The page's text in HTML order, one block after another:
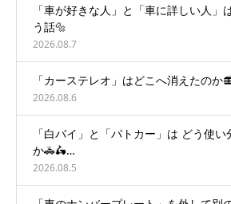
「車が好きな人」と「車に詳しい人」
う話🔩
2026.08.7
「カーステレオ」はどこへ消えたのか
2026.08.6
「白バイ」と「パトカー」は どう使
か🚓🛵…
2026.08.5